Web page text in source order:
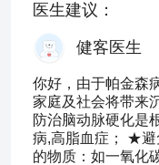
医生建议：
健客医生
你好，由于帕金森
家庭及社会将带来
防治脑动脉硬化是
病,高脂血症； ★避
的物质：如一氧化